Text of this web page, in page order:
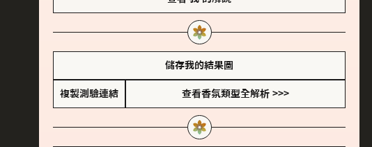
儲存我的結果圖
複製測驗連結 查看香氛類型全解析 >>>